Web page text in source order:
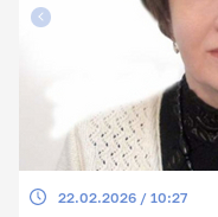
22.02.2026 / 10:27